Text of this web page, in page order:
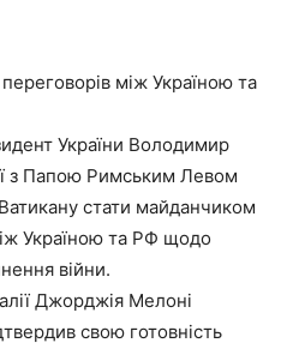
між Україною та
України Володимир
з Папою Римським Левом
стати майданчиком
Україною та РФ щодо
війни.
Джорджія Мелоні
свою готовність